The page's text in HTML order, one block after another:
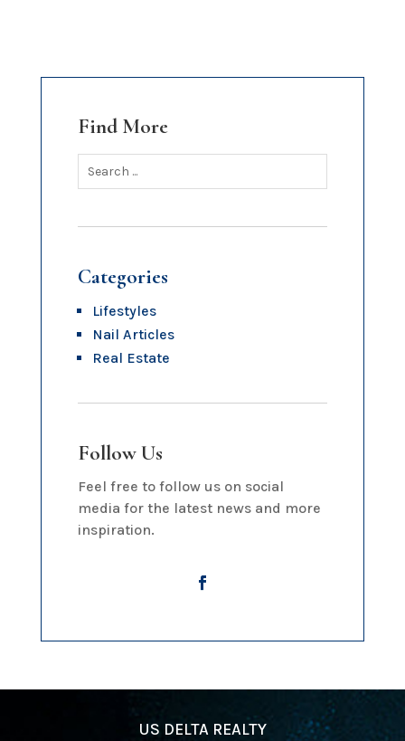
Find More
Categories
Lifestyles
Nail Articles
Real Estate
Follow Us
Feel free to follow us on social
media for the latest news and more
inspiration.
US DELTA REALTY